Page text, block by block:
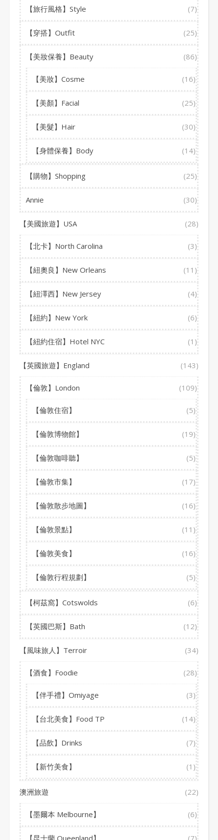
【旅行風格】Style (7)
【穿搭】Outfit (25)
【美妝保養】Beauty (86)
【美妝】Cosme (16)
【美顏】Facial (25)
【美髮】Hair (30)
【身體保養】Body (14)
【購物】Shopping (25)
Annie (30)
【美國旅遊】USA (28)
【北卡】North Carolina (3)
【紐奧良】New Orleans (11)
【紐澤西】New Jersey (4)
【紐約】New York (6)
【紐約住宿】Hotel NYC (1)
【英國旅遊】England (143)
【倫敦】London (109)
【倫敦住宿】 (5)
【倫敦博物館】 (19)
【倫敦咖啡聽】 (5)
【倫敦市集】 (17)
【倫敦散步地圖】 (16)
【倫敦景點】 (11)
【倫敦美食】 (16)
【倫敦行程規劃】 (5)
【柯茲窩】Cotswolds (6)
【英國巴斯】Bath (12)
【風味旅人】Terroir (34)
【酒食】Foodie (28)
【伴手禮】Omiyage (3)
【台北美食】Food TP (14)
【品飲】Drinks (7)
【新竹美食】 (1)
澳洲旅遊 (22)
【墨爾本 Melbourne】 (6)